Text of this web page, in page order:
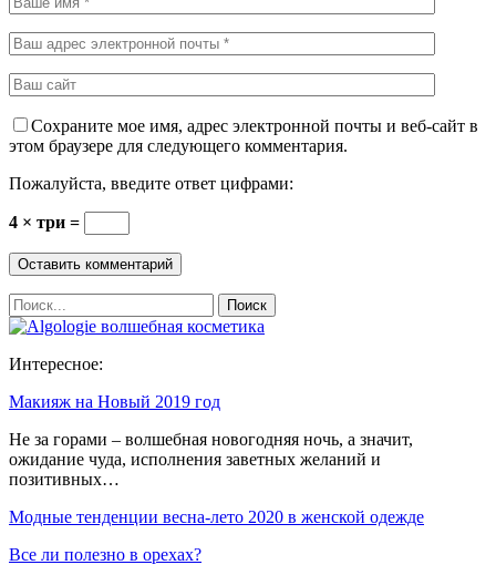
Сохраните мое имя, адрес электронной почты и веб-сайт в
этом браузере для следующего комментария.
Пожалуйста, введите ответ цифрами:
4 × три =
Интересное:
Макияж на Новый 2019 год
Не за горами – волшебная новогодняя ночь, а значит,
ожидание чуда, исполнения заветных желаний и
позитивных…
Модные тенденции весна-лето 2020 в женской одежде
Все ли полезно в орехах?